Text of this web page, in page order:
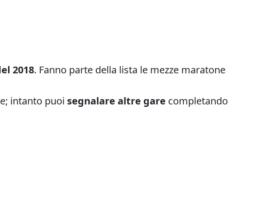
2018. Fanno parte della lista le mezze maratone
intanto puoi segnalare altre gare completando